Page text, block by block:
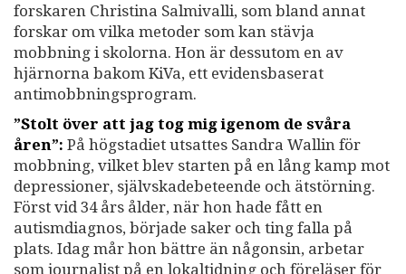
forskaren Christina Salmivalli, som bland annat
forskar om vilka metoder som kan stävja
mobbning i skolorna. Hon är dessutom en av
hjärnorna bakom KiVa, ett evidensbaserat
antimobbningsprogram.
”Stolt över att jag tog mig igenom de svåra
åren”: På högstadiet utsattes Sandra Wallin för
mobbning, vilket blev starten på en lång kamp mot
depressioner, självskadebeteende och ätstörning.
Först vid 34 års ålder, när hon hade fått en
autismdiagnos, började saker och ting falla på
plats. Idag mår hon bättre än någonsin, arbetar
som journalist på en lokaltidning och föreläser för